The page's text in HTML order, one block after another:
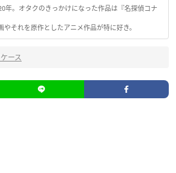
年。オタクのきっかけになった作品は『名探偵コナ
やそれを原作としたアニメ作品が特に好き。
ース